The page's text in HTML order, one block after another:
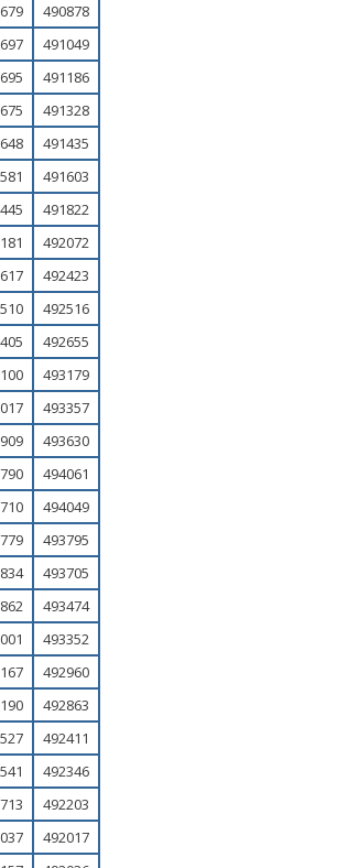
490878
491049
491186
491328
491435
491603
491822
492072
492423
492516
492655
493179
493357
493630
494061
494049
493795
493705
493474
493352
492960
492863
492411
492346
492203
492017